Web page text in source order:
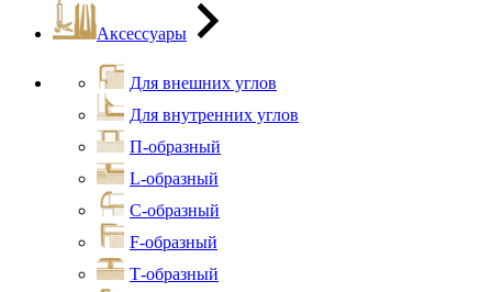
Аксессуары
Для внешних углов
Для внутренних углов
П-образный
L-образный
С-образный
F-образный
Т-образный